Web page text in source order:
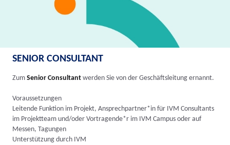
SENIOR CONSULTANT
Zum Senior Consultant werden Sie von der Geschäftsleitung ernannt.
Voraussetzungen
Leitende Funktion im Projekt, Ansprechpartner*in für IVM Consultants
im Projektteam und/oder Vortragende*r im IVM Campus oder auf
Messen, Tagungen
Unterstützung durch IVM